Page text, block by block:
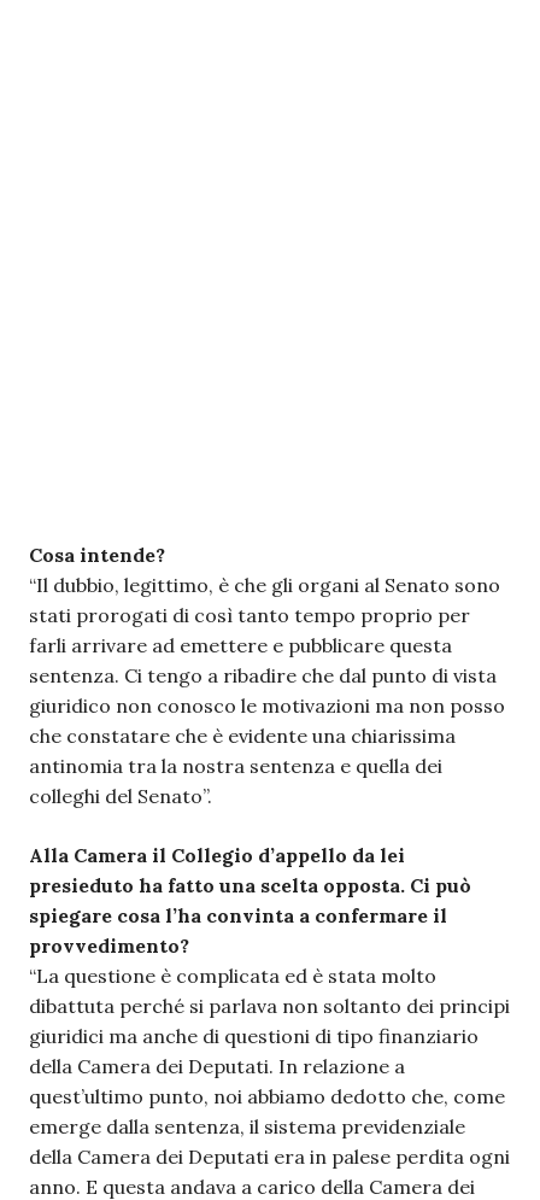
Cosa intende?
“Il dubbio, legittimo, è che gli organi al Senato sono
stati prorogati di così tanto tempo proprio per
farli arrivare ad emettere e pubblicare questa
sentenza. Ci tengo a ribadire che dal punto di vista
giuridico non conosco le motivazioni ma non posso
che constatare che è evidente una chiarissima
antinomia tra la nostra sentenza e quella dei
colleghi del Senato”.
Alla Camera il Collegio d’appello da lei
presieduto ha fatto una scelta opposta. Ci può
spiegare cosa l’ha convinta a confermare il
provvedimento?
“La questione è complicata ed è stata molto
dibattuta perché si parlava non soltanto dei principi
giuridici ma anche di questioni di tipo finanziario
della Camera dei Deputati. In relazione a
quest’ultimo punto, noi abbiamo dedotto che, come
emerge dalla sentenza, il sistema previdenziale
della Camera dei Deputati era in palese perdita ogni
anno. E questa andava a carico della Camera dei